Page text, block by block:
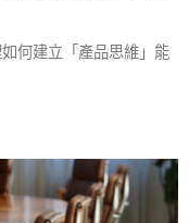
何建立「產品思維」能